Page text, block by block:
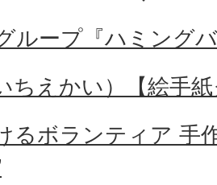
ループ『ハミング
ちえかい）【絵手
るボランティア 手